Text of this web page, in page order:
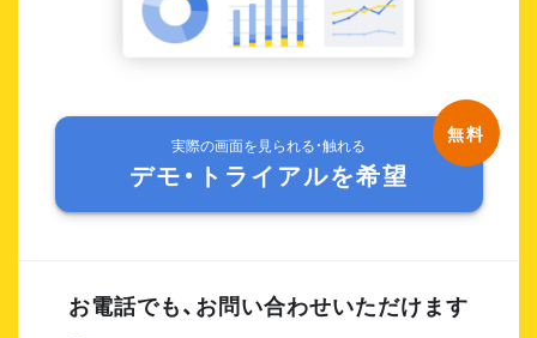
実際の画面を見られる・触れる
デモ・トライアルを希望
お電話でも、お問い合わせいただけます